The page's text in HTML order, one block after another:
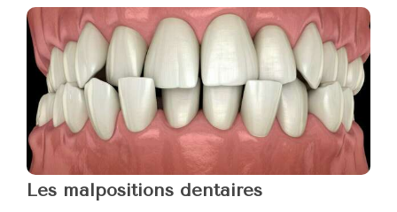
Les malpositions dentaires